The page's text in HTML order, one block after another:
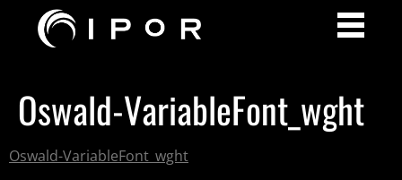
Oswald-VariableFont_wght
Oswald-VariableFont_wght